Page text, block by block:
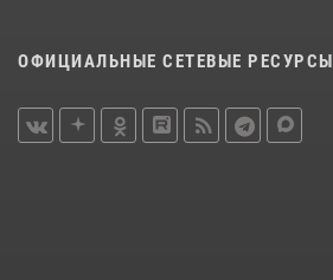
ОФИЦИАЛЬНЫЕ СЕТЕВЫЕ РЕСУРСЫ